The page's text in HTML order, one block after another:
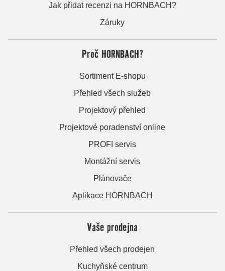
Jak přidat recenzi na HORNBACH?
Záruky
Proč HORNBACH?
Sortiment E-shopu
Přehled všech služeb
Projektový přehled
Projektové poradenství online
PROFI servis
Montážní servis
Plánovače
Aplikace HORNBACH
Vaše prodejna
Přehled všech prodejen
Kuchyňské centrum